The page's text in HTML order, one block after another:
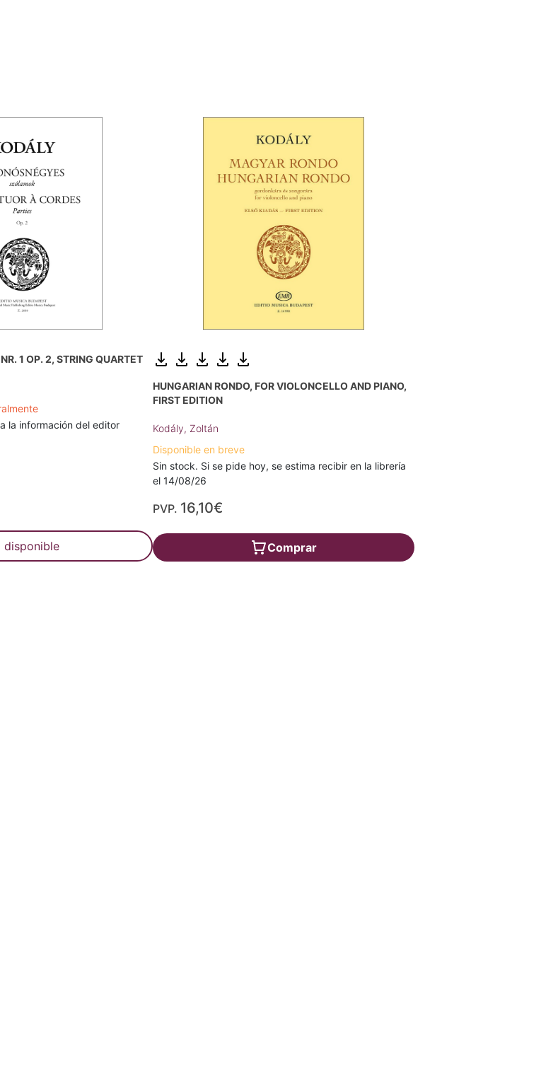
1 OP. 2, STRING QUARTET
la información del editor
disponible
HUNGARIAN RONDO, FOR VIOLONCELLO AND PIANO,
FIRST EDITION
Kodály, Zoltán
Disponible en breve
Sin stock. Si se pide hoy, se estima recibir en la librería
el 14/08/26
PVP. 16,10€
Comprar